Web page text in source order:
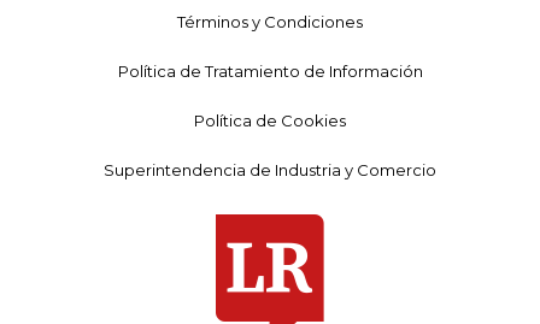
Términos y Condiciones
Política de Tratamiento de Información
Política de Cookies
Superintendencia de Industria y Comercio